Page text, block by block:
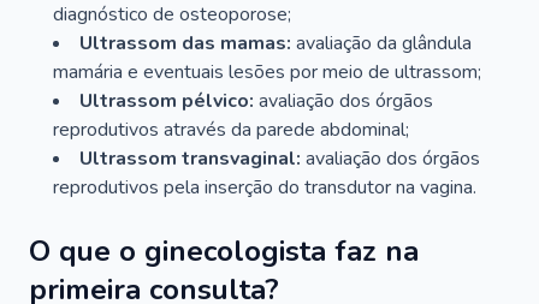
diagnóstico de osteoporose;
Ultrassom das mamas: avaliação da glândula
mamária e eventuais lesões por meio de ultrassom;
Ultrassom pélvico: avaliação dos órgãos
reprodutivos através da parede abdominal;
Ultrassom transvaginal: avaliação dos órgãos
reprodutivos pela inserção do transdutor na vagina.
O que o ginecologista faz na
primeira consulta?